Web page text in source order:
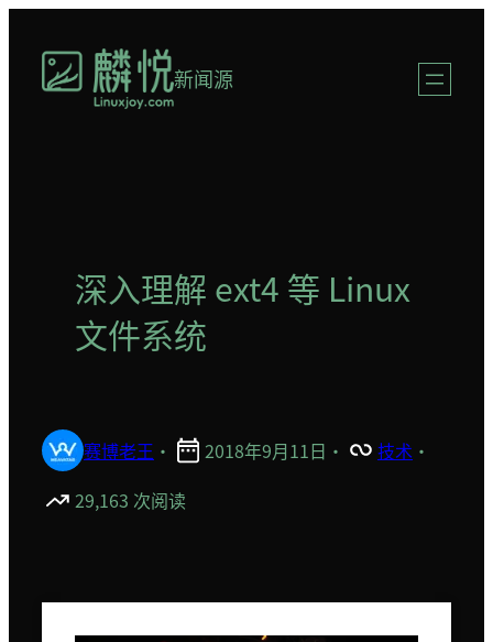
新闻源
深入理解 ext4 等 Linux
文件系统
赛博老王 · 2018年9月11日 · 技术 ·
29,163 次阅读